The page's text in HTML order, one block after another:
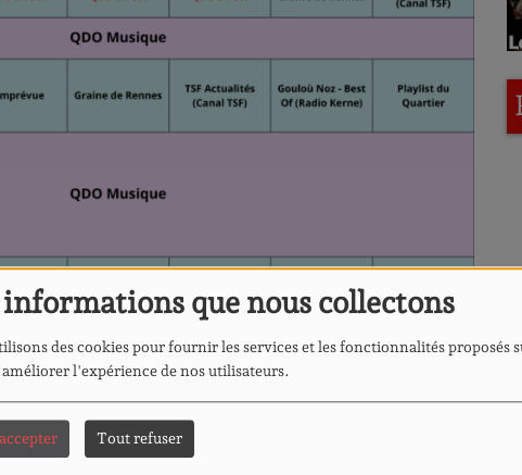
informations que nous collectons
des cookies pour fournir les services et les fonctionnalités proposés
l'expérience de nos utilisateurs.
Tout refuser